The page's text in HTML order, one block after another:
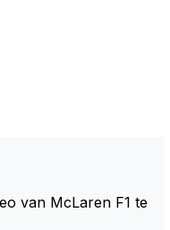
van McLaren F1 te